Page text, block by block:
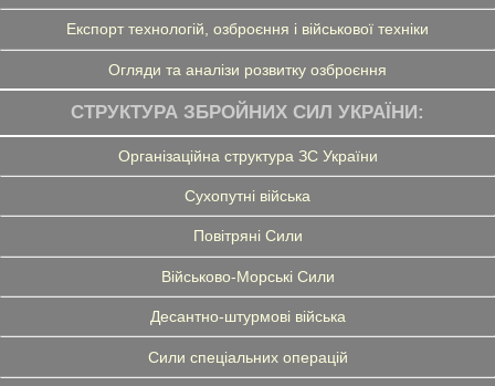
Експорт технологій, озброєння і військової техніки
Огляди та аналізи розвитку озброєння
СТРУКТУРА ЗБРОЙНИХ СИЛ УКРАЇНИ:
Організаційна структура ЗС України
Сухопутні війська
Повітряні Сили
Військово-Морські Сили
Десантно-штурмові війська
Сили спеціальних операцій